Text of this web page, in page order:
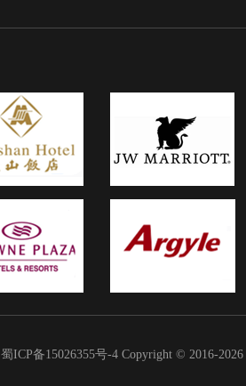
蜀ICP备15026355号-4Copyright © 2016-